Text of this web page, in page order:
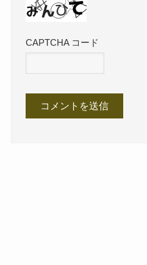
CAPTCHA コード